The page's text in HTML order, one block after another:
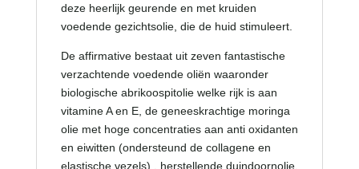
deze heerlijk geurende en met kruiden
voedende gezichtsolie, die de huid stimuleert.
De affirmative bestaat uit zeven fantastische
verzachtende voedende oliën waaronder
biologische abrikoospitolie welke rijk is aan
vitamine A en E, de geneeskrachtige moringa
olie met hoge concentraties aan anti oxidanten
en eiwitten (ondersteund de collagene en
elastische vezels) , herstellende duindoornolie,